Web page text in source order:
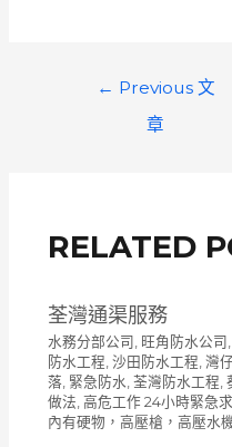
← Previous 文
章
RELATED
荃灣通渠服務
水務分部公司 , 旺角防水公司 ,
防水工程, 沙田防水工程, 灣
落, 緊急防水, 荃灣防水工程,
做法, 高危工作 24小時緊急
內有硬物，高壓槍，高壓水